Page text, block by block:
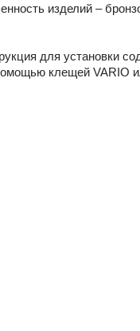
изделий –
для установки
клещей VARIO